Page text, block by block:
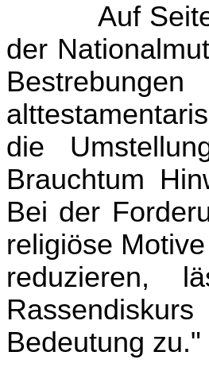
Auf
der
die
Brauchtum
Bei der
religiöse
reduzieren,
Bedeutung zu."